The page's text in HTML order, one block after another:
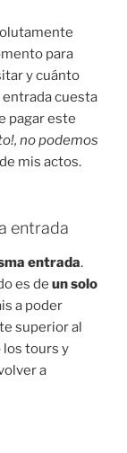
para
y cuánto
cuesta
pagar este
no podemos
mis actos.
entrada
entrada.
es de un solo
a poder
superior al
los tours y
a